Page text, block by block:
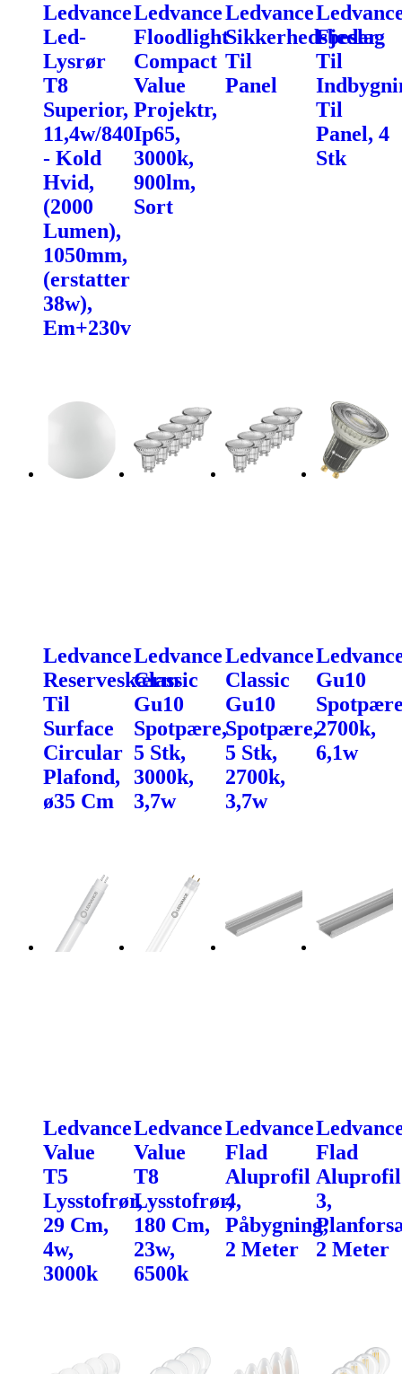
Ledvance
Led-
Lysrør
T8
Superior,
11,4w/840
- Kold
Hvid,
(2000
Lumen),
1050mm,
(erstatter
38w),
Em+230v
Ledvance
Floodlight
Compact
Value
Projektr,
Ip65,
3000k,
900lm,
Sort
Ledvance
Sikkerhedsbeslag
Til
Panel
Fjeder
Til
Til
Panel, 4
Stk
Ledvance
Reserveskærm
Til
Surface
Circular
Plafond,
ø35 Cm
Ledvance
Classic
Gu10
Spotpære,
5 Stk,
3000k,
3,7w
Ledvance
Classic
Gu10
Spotpære,
5 Stk,
2700k,
3,7w
Gu10
2700k,
6,1w
Ledvance
Value
T5
Lysstofrør,
29 Cm,
4w,
3000k
Ledvance
Value
T8
Lysstofrør,
180 Cm,
23w,
6500k
Ledvance
Flad
Aluprofil
4,
Påbygning,
2 Meter
Flad
Aluprofil
3,
2 Meter